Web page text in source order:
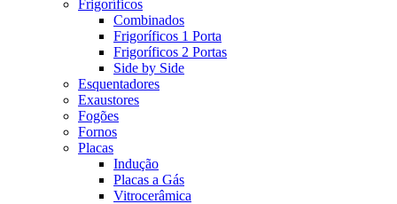
Frigoríficos
Combinados
Frigoríficos 1 Porta
Frigoríficos 2 Portas
Side by Side
Esquentadores
Exaustores
Fogões
Fornos
Placas
Indução
Placas a Gás
Vitrocerâmica